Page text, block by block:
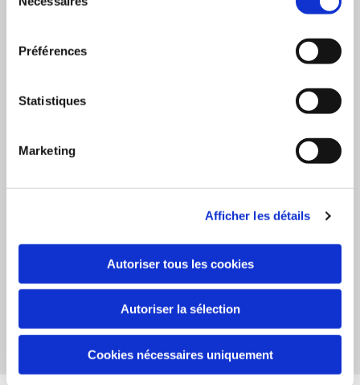
Préférences
Statistiques
Marketing
Afficher les détails
Autoriser tous les cookies
Autoriser la sélection
Cookies nécessaires uniquement
Éclairage favorisant le bien-être dans votre commerce,
Produits sans matière nocive (mercure, plomb)
Nous travaillons avec de grands groupes d'éclairage,
Nous connaissons le marché de l'éclairage Européen
et Helvétique depuis plus de 15 ans,
expertise et de notre réseau,